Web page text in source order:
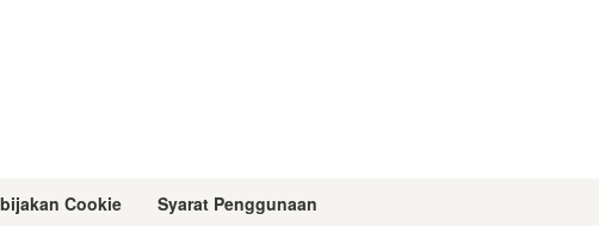
Cookie Syarat Penggunaan